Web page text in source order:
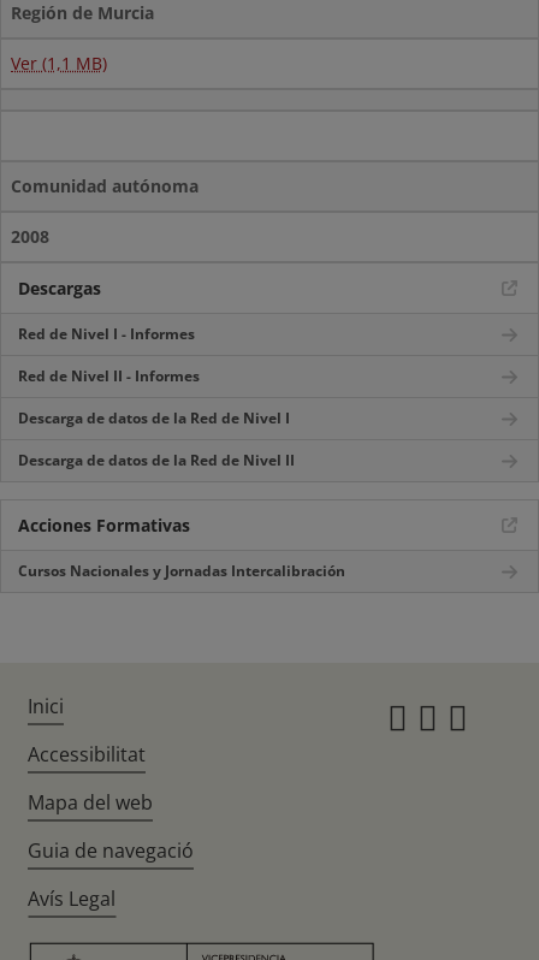
Región de Murcia
Ver (1,1 MB)
Comunidad autónoma
2008
Descargas
Red de Nivel I - Informes
Red de Nivel II - Informes
Descarga de datos de la Red de Nivel I
Descarga de datos de la Red de Nivel II
Acciones Formativas
Cursos Nacionales y Jornadas Intercalibración
Inici
Accessibilitat
Mapa del web
Guia de navegació
Avís Legal